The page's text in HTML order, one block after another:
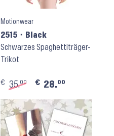
Motionwear
2515 ⬝ Black
Schwarzes Spaghettiträger-
Trikot
€ 35.00 € 28.00